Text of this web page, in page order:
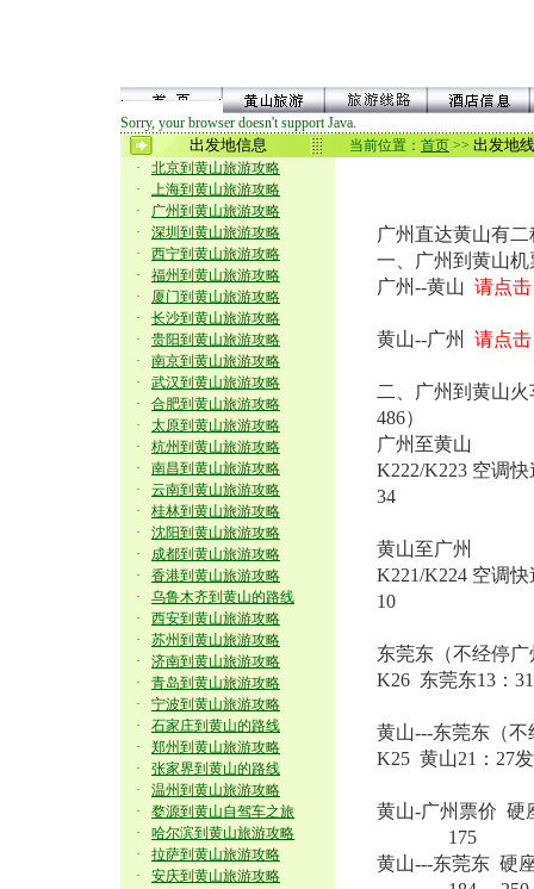
Sorry, your browser doesn't support Java.
出发地信息
·
北京到黄山旅游攻略
·
上海到黄山旅游攻略
·
广州到黄山旅游攻略
·
深圳到黄山旅游攻略
·
西宁到黄山旅游攻略
·
福州到黄山旅游攻略
·
厦门到黄山旅游攻略
·
长沙到黄山旅游攻略
·
贵阳到黄山旅游攻略
·
南京到黄山旅游攻略
·
武汉到黄山旅游攻略
·
合肥到黄山旅游攻略
·
太原到黄山旅游攻略
·
杭州到黄山旅游攻略
·
南昌到黄山旅游攻略
·
云南到黄山旅游攻略
·
桂林到黄山旅游攻略
·
沈阳到黄山旅游攻略
·
成都到黄山旅游攻略
·
香港到黄山旅游攻略
·
乌鲁木齐到黄山的路线
·
西安到黄山旅游攻略
·
苏州到黄山旅游攻略
·
济南到黄山旅游攻略
·
青岛到黄山旅游攻略
·
宁波到黄山旅游攻略
·
石家庄到黄山的路线
·
郑州到黄山旅游攻略
·
张家界到黄山的路线
·
温州到黄山旅游攻略
·
婺源到黄山自驾车之旅
·
哈尔滨到黄山旅游攻略
·
拉萨到黄山旅游攻略
·
安庆到黄山旅游攻略
当前位置： 首页 >> 出发地
广州直达黄山有
一、广州到黄山
广州--黄山 请点
黄山--广州 请点
二、广州到黄山
486）
广州至黄山
K222/K223 空调
34
黄山至广州
K221/K224 空调
10
东莞东（不经
K26 东莞东13：
黄山---东莞东（不
K25 黄山21：27
黄山-广州票价
175 298
黄山---东莞东